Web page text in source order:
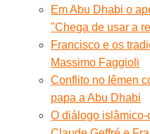
Em Abu Dhabi o
"Chega de usar a
Francisco e os
Massimo Faggioli
Conflito no Iêmen
papa a Abu Dhabi
O diálogo